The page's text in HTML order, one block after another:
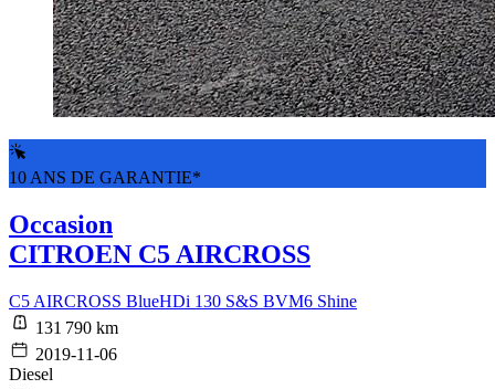
10 ANS DE GARANTIE*
Occasion
CITROEN C5 AIRCROSS
C5 AIRCROSS BlueHDi 130 S&S BVM6 Shine
131 790 km
2019-11-06
Diesel